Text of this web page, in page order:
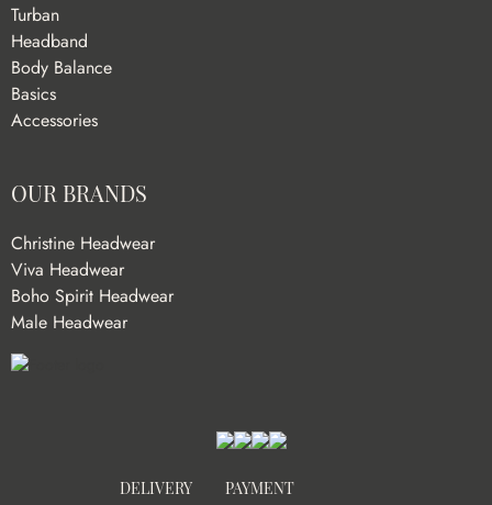
Turban
Headband
Body Balance
Basics
Accessories
OUR BRANDS
Christine Headwear
Viva Headwear
Boho Spirit Headwear
Male Headwear
DELIVERY PAYMENT